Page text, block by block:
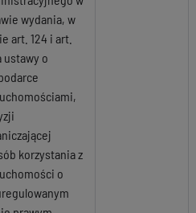
wydania, w
art. 124 i art.
ustawy o
korzystania z
o